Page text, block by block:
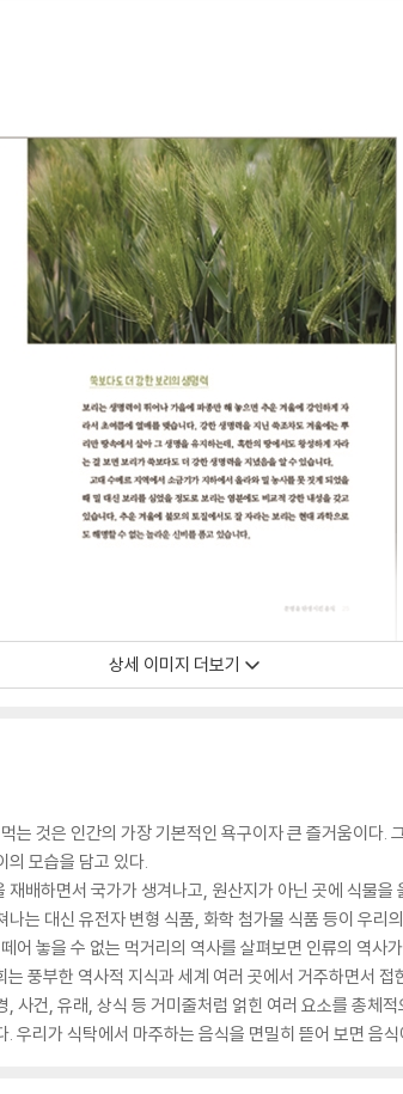
상세 이미지 더보기
는 것은 인간의 가장 기본적인 욕구이자 큰 즐거움이다.
의 모습을 담고 있다.
배하면서 국가가 생겨나고, 원산지가 아닌 곳에 식물
는 대신 유전자 변형 식품, 화학 첨가물 식품 등이 우리
어 놓을 수 없는 먹거리의 역사를 살펴보면 인류의 역사
는 풍부한 역사적 지식과 세계 여러 곳에서 거주하면서
사건, 유래, 상식 등 거미줄처럼 얽힌 여러 요소를 총체
우리가 식탁에서 마주하는 음식을 면밀히 뜯어 보면 음